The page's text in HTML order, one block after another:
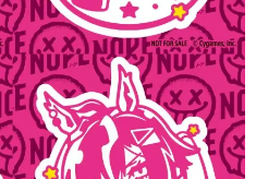
ームクリエイターの青春〜
箸』等で知られるマンガ家・田中圭
界レポートマンガです。
白い？
氏がゲームの魅力を画面や操作の
かしていく、硬派で骨太な評論連載